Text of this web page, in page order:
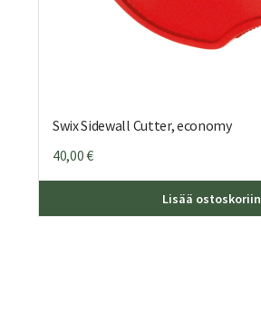
Swix Sidewall Cutter, economy
40,00€
Lisää ostoskoriin